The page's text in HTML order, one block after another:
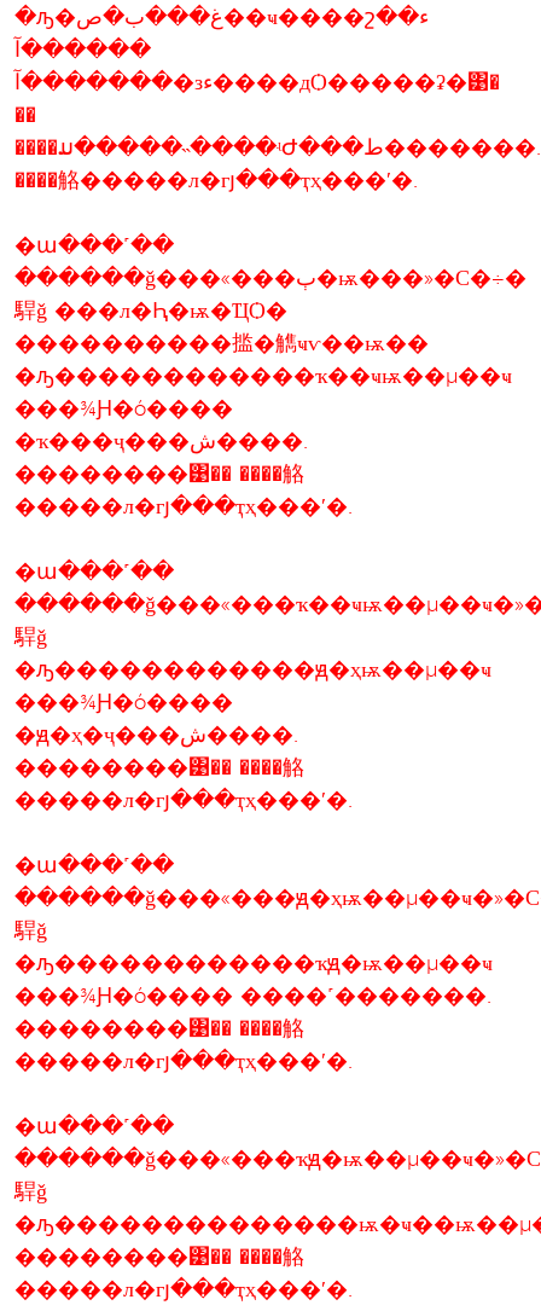
�ԡ�غ���ب�ص��ҹ����շء��
������آ
�������آ�зء����дѺ�����ʡ�͹�
��
����ມ�����˵����ʵԺ���ط�������.��������͹��
����觡�����л�гյ���ҭҳ���ʹ�.
�ա���˹��
������ǧ���«���ٻ�ѭ���»�С�÷�
駻ǧ ���л�Ԧ�ѭ�ҴѺ�
����������㨫�觹ҹѵ��ѭ��
�ԡ������������ҡ��ҹѭ��µ��ҹ
���¾Ԩ�ó����
�ҡ���ҷ���ش����.
��������͹�� ����觡
�����л�гյ���ҭҳ���ʹ�.
�ա���˹��
駻ǧ
�ԡ������������ԭ�ҳѭ��µ��ҹ
���¾Ԩ�ó����
�ԭ�ҳ�ҷ���ش����.
��������͹�� ����觡
�����л�гյ���ҭҳ���ʹ�.
�ա���˹��
駻ǧ
�ԡ������������ҡԭ�ѭ��µ��ҹ
���¾Ԩ�ó���� ����˹�������.
��������͹�� ����觡
�����л�гյ���ҭҳ���ʹ�.
�ա���˹��
駻ǧ
��������͹�� ����觡
�����л�гյ���ҭҳ���ʹ�.